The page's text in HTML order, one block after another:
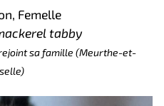
Femelle
tabby
sa famille (Meurthe-et-